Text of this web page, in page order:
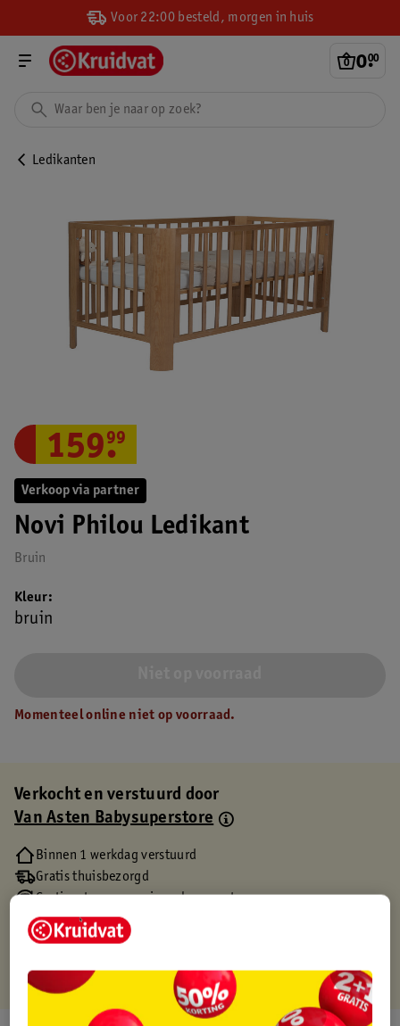
Voor 22:00 besteld, morgen in huis
0.
00
Ledikanten
Verkoop via partner
Novi Philou Ledikant
Bruin
159.
99
Kleur
bruin
Momenteel online niet op voorraad.
Verkocht en verstuurd door
Van Asten Babysuperstore
Binnen 1 werkdag verstuurd
Gratis thuisbezorgd
Gratis retourneren via verkooppartner.
Gratis punten met je Kruidvat kaart